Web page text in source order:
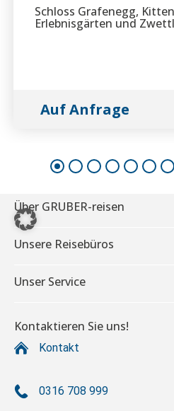
Schloss Grafenegg,
Erlebnisgärten und Zwettl
Auf Anfrage
Über GRUBER-reisen
Unsere Reisebüros
Unser Service
Kontaktieren Sie uns!
Kontakt
0316 708 999